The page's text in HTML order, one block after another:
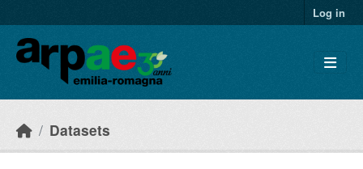
Log in
Datasets